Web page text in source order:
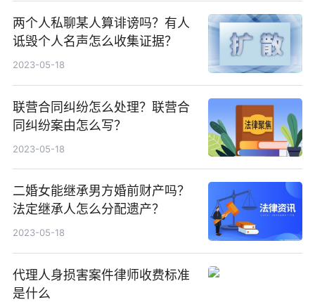
两个人私聊某人算诽谤吗？有人
诋毁个人名声怎么收集证据？
2023-05-18
联营合同纠纷怎么处理？联营合
同纠纷案由怎么写？
2023-05-18
二婚女能继承男方婚前财产吗？
法定继承人怎么分配遗产？
2023-05-18
代理人身损害案件律师收费标准
是什么